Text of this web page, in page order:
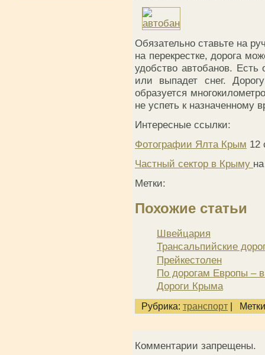
Обязательно ставьте на
на перекрестке, дорога
удобство автобанов.
или выпадет снег.
образуется
не успеть к назначенному
Интересные ссылки:
Фотографии Ялта Крым 12
Частный сектор в Крыму
Метки:
Похожие статьи
Швейцария
Трансальпийские
Прейкестолен
По дорогам Европы –
Дороги Крыма
Рубрика: транспорт
Комментарии запрещены.